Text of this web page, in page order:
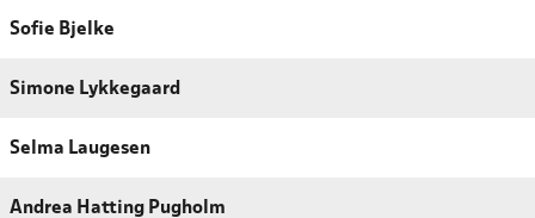
Sofie Bjelke
Simone Lykkegaard
Selma Laugesen
Andrea Hatting Pugholm